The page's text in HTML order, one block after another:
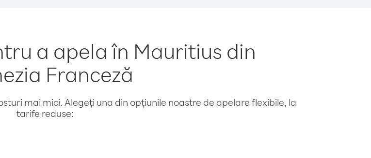
a apela în Mauritius din
Franceză
mai mici. Alegeți una din opțiunile noastre de apelare flexibile, la
tarife reduse: